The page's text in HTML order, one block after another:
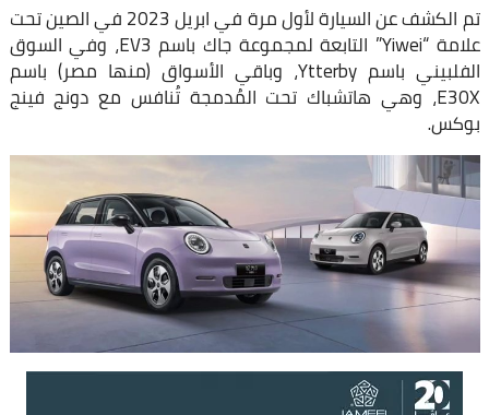
تم الكشف عن السيارة لأول مرة في ابريل 2023 في الصين تحت
علامة “Yiwei” التابعة لمجموعة جاك باسم EV3، وفي السوق
الفلبيني باسم Ytterby، وباقي الأسواق (منها مصر) باسم
E30X، وهي هاتشباك تحت المُدمجة تُنافس مع دونج فينج
بوكس.